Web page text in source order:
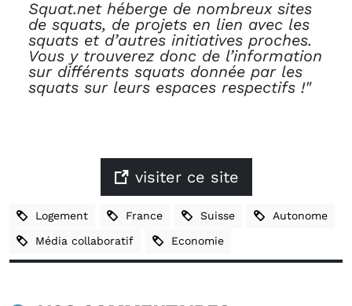
Squat.net héberge de nombreux sites
de squats, de projets en lien avec les
squats et d’autres initiatives proches.
Vous y trouverez donc de l’information
sur différents squats donnée par les
squats sur leurs espaces respectifs !"
visiter ce site
Logement France Suisse Autonome
Média collaboratif Economie